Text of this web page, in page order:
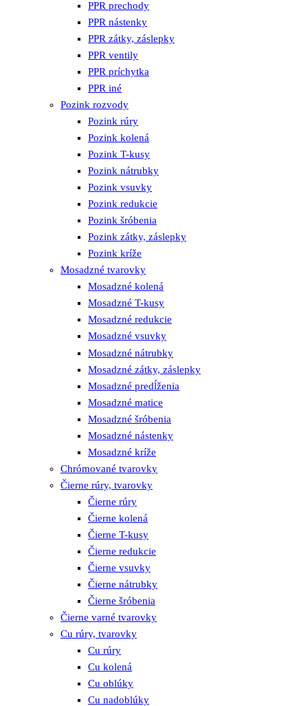
PPR prechody
PPR nástenky
PPR zátky, záslepky
PPR ventily
PPR príchytka
PPR iné
Pozink rozvody
Pozink rúry
Pozink kolená
Pozink T-kusy
Pozink nátrubky
Pozink vsuvky
Pozink redukcie
Pozink šróbenia
Pozink zátky, záslepky
Pozink kríže
Mosadzné tvarovky
Mosadzné kolená
Mosadzné T-kusy
Mosadzné redukcie
Mosadzné vsuvky
Mosadzné nátrubky
Mosadzné zátky, záslepky
Mosadzné predĺženia
Mosadzné matice
Mosadzné šróbenia
Mosadzné nástenky
Mosadzné kríže
Chrómované tvarovky
Čierne rúry, tvarovky
Čierne rúry
Čierne kolená
Čierne T-kusy
Čierne redukcie
Čierne vsuvky
Čierne nátrubky
Čierne šróbenia
Čierne varné tvarovky
Cu rúry, tvarovky
Cu rúry
Cu kolená
Cu oblúky
Cu nadoblúky